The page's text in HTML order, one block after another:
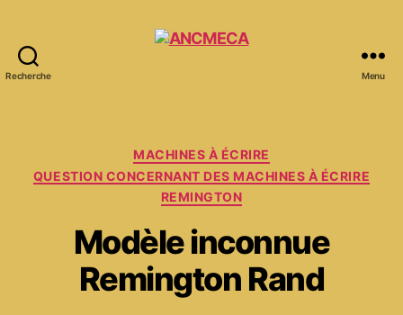
Recherche Menu
Catégories
MACHINES À ÉCRIRE
QUESTION CONCERNANT DES MACHINES À ÉCRIRE
REMINGTON
Modèle inconnue
Remington Rand